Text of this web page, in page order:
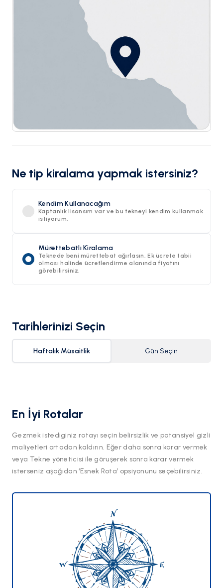
Ne tip kiralama yapmak istersiniz?
Kendim Kullanacağım
Kaptanlık lisansım var ve bu tekneyi kendim kullanmak
istiyorum.
Mürettebatlı Kiralama
Teknede beni mürettebat ağırlasın. Ek ücrete tabii
olması halinde ücretlendirme alanında fiyatını
görebilirsiniz.
Tarihlerinizi Seçin
Haftalık Müsaitlik Gün Seçin
En İyi Rotalar
Gezmek istediginiz rotayı seçin belirsizlik ve potansiyel gizli
maliyetleri ortadan kaldırın. Eğer daha sonra karar vermek
veya Tekne yöneticisi ile göruşerek sonra karar vermek
isterseniz aşağıdan ‘Esnek Rota’ opsiyonunu seçebilirsiniz.